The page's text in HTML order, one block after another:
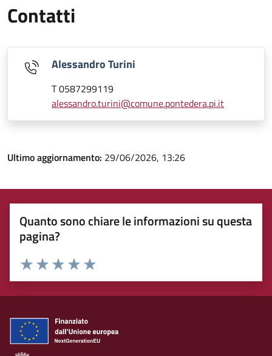
Contatti
Alessandro Turini
T 0587299119
alessandro.turini@comune.pontedera.pi.it
Ultimo aggiornamento: 29/06/2026, 13:26
Quanto sono chiare le informazioni su questa
pagina?
Rating:
Valuta 5 stelle su 5
Valuta 4 stelle su 5
Valuta 3 stelle su 5
Valuta 2 stelle su 5
Valuta 1 stelle su 5